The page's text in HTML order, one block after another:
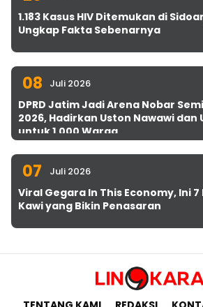
1.183 Kasus HIV Ditemukan di
Ungkap Fakta Sebenarnya
08 Juli 2026
DPRD Jatim Jadi Arena Nobar
2026, Hadirkan Uston Nawawi dan
untuk 1.000 Warga
07 Juli 2026
Viral Gegara In This Economy, Ini
Kawi yang Bikin Penasaran